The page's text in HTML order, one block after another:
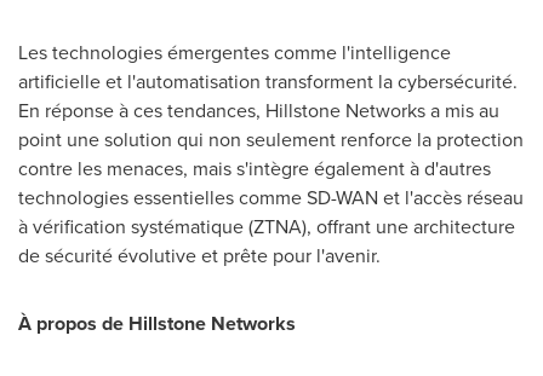
Les technologies émergentes comme l'intelligence
artificielle et l'automatisation transforment la cybersécurité.
En réponse à ces tendances, Hillstone Networks a mis au
point une solution qui non seulement renforce la protection
contre les menaces, mais s'intègre également à d'autres
technologies essentielles comme SD-WAN et l'accès réseau
à vérification systématique (ZTNA), offrant une architecture
de sécurité évolutive et prête pour l'avenir.
À propos de Hillstone Networks